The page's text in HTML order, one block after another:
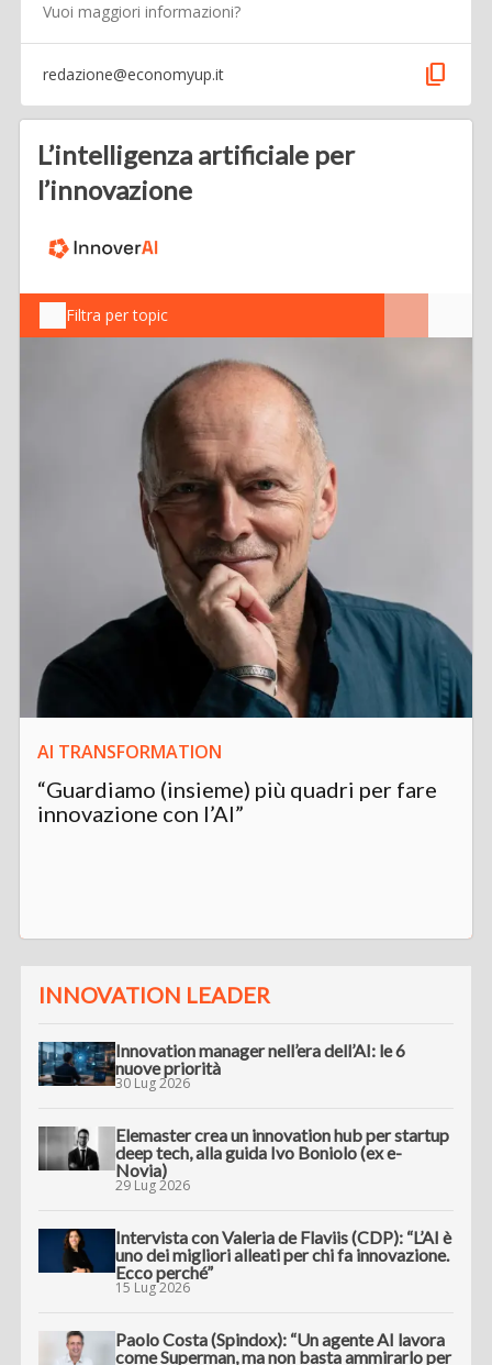
Vuoi maggiori informazioni?
redazione@economyup.it content_copy
L’intelligenza artificiale per
l’innovazione
Filtra per topic
AI TRANSFORMATION
“Guardiamo (insieme) più quadri per fare
innovazione con l’AI”
INNOVATION LEADER
Innovation manager nell’era dell’AI: le 6
nuove priorità
30 Lug 2026
Elemaster crea un innovation hub per startup
deep tech, alla guida Ivo Boniolo (ex e-
Novia)
29 Lug 2026
Intervista con Valeria de Flaviis (CDP): “L’AI è
uno dei migliori alleati per chi fa innovazione.
Ecco perché”
15 Lug 2026
Paolo Costa (Spindox): “Un agente AI lavora
come Superman, ma non basta ammirarlo per